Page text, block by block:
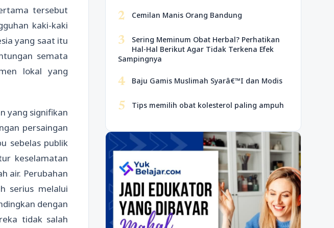
tersebut
kaki-kaki
yang saat itu
semata
lokal yang
yang signifikan
persaingan
sebelas publik
keselamatan
air. Perubahan
serius melalui
dengan
tidak salah
2 Cemilan Manis Orang Bandung
3
Sering Meminum Obat Herbal? Perhatikan
Hal-Hal Berikut Agar Tidak Terkena Efek
Sampingnya
4 Baju Gamis Muslimah Syarâ€™I dan Modis
5 Tips memilih obat kolesterol paling ampuh